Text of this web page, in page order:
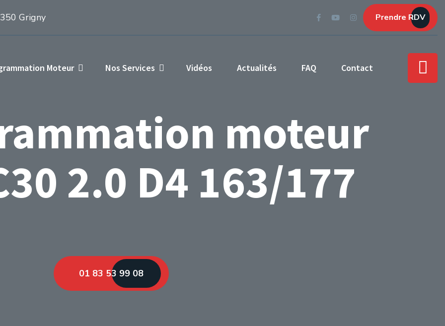
Grigny Prendre RDV
Moteur Nos Services Vidéos Actualités FAQ Contact
moteur
2.0 D4 163/177
01 83 53 99 08